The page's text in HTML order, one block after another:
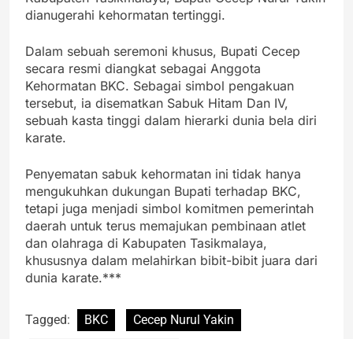
dianugerahi kehormatan tertinggi.
Dalam sebuah seremoni khusus, Bupati Cecep
secara resmi diangkat sebagai Anggota
Kehormatan BKC. Sebagai simbol pengakuan
tersebut, ia disematkan Sabuk Hitam Dan IV,
sebuah kasta tinggi dalam hierarki dunia bela diri
karate.
Penyematan sabuk kehormatan ini tidak hanya
mengukuhkan dukungan Bupati terhadap BKC,
tetapi juga menjadi simbol komitmen pemerintah
daerah untuk terus memajukan pembinaan atlet
dan olahraga di Kabupaten Tasikmalaya,
khususnya dalam melahirkan bibit-bibit juara dari
dunia karate.***
Tagged: BKC
Cecep Nurul Yakin